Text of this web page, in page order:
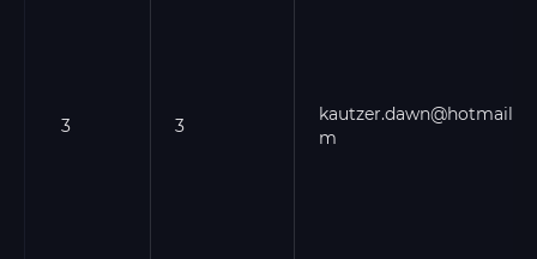
3 3
kautzer.dawn@hotmail.co
m